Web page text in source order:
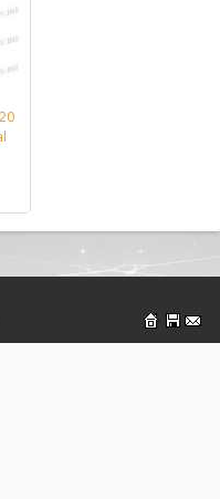
На